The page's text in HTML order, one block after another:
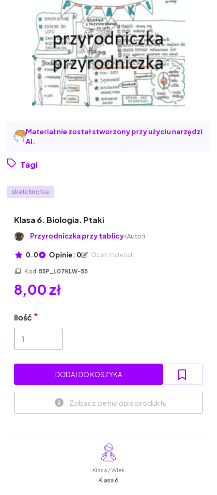
Materiał nie został stworzony przy użyciu narzędzi
AI.
Tagi
sketchnotka
Klasa 6. Biologia. Ptaki
Przyrodniczka przy tablicy(Autor)
0.0 Opinie: 0 Oceń materiał
Kod: 55P_L07KLW-55
8,00 zł
Ilość
DODAJ DO KOSZYKA
Zobacz pełny opis produktu
Klasa / Wiek
Klasa 6